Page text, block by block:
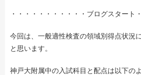
・・・・・・・・・・・ブログスタート
今回は、一般適性検査の領域別得点状況
と思います。
神戸大附属中の入試科目と配点は以下の